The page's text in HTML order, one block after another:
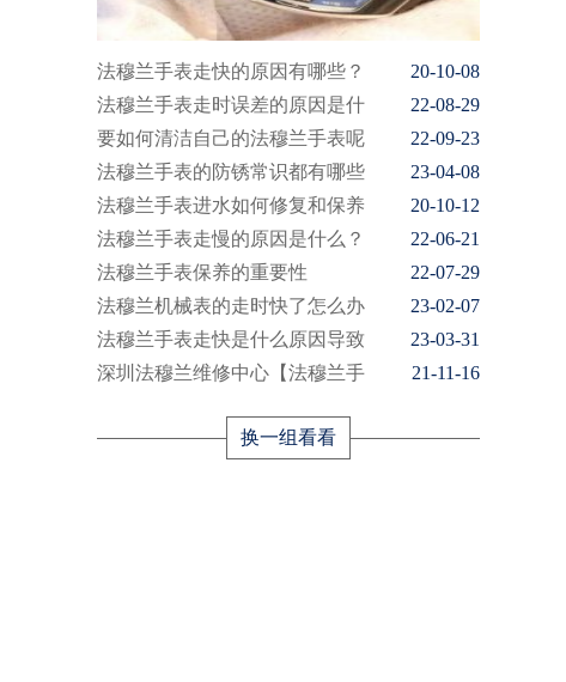
法穆兰手表走快的原因有哪些？
20-10-08
法穆兰手表走时误差的原因是什
22-08-29
要如何清洁自己的法穆兰手表呢
22-09-23
法穆兰手表的防锈常识都有哪些
23-04-08
法穆兰手表进水如何修复和保养
20-10-12
法穆兰手表走慢的原因是什么？
22-06-21
法穆兰手表保养的重要性
22-07-29
法穆兰机械表的走时快了怎么办
23-02-07
法穆兰手表走快是什么原因导致
23-03-31
深圳法穆兰维修中心【法穆兰手
21-11-16
换一组看看